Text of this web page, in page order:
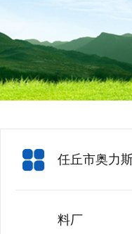
任丘市奥力
料厂